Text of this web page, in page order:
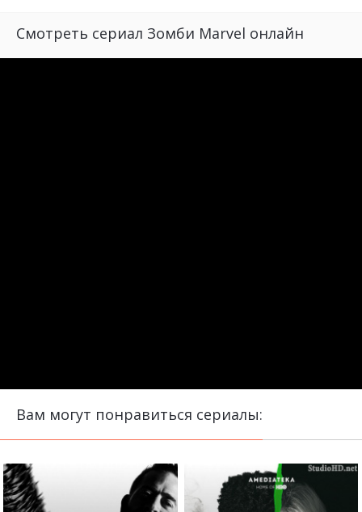
Смотреть сериал Зомби Marvel онлайн
Вам могут понравиться сериалы: